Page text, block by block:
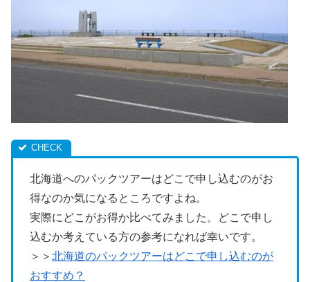
北海道へのパックツアーはどこで申し込むのがお
得なのか気になるところですよね。
実際にどこがお得か比べてみました。どこで申し
込むか考えている方の参考になれば幸いです。
＞＞ 北海道のパックツアーはどこで申し込むのが
おすすめ？